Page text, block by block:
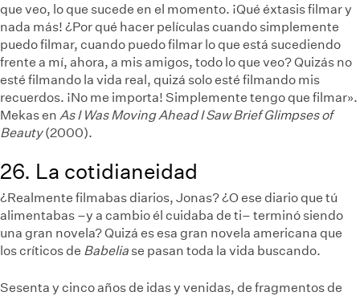
que veo, lo que sucede en el momento. ¡Qué éxtasis filmar y
nada más! ¿Por qué hacer películas cuando simplemente
puedo filmar, cuando puedo filmar lo que está sucediendo
frente a mí, ahora, a mis amigos, todo lo que veo? Quizás no
esté filmando la vida real, quizá solo esté filmando mis
recuerdos. ¡No me importa! Simplemente tengo que filmar».
Mekas en As I Was Moving Ahead I Saw Brief Glimpses of
Beauty(2000).
26. La cotidianeidad
¿Realmente filmabas diarios, Jonas? ¿O ese diario que tú
alimentabas –y a cambio él cuidaba de ti– terminó siendo
una gran novela? Quizá es esa gran novela americana que
los críticos de Babelia se pasan toda la vida buscando.
Sesenta y cinco años de idas y venidas, de fragmentos de